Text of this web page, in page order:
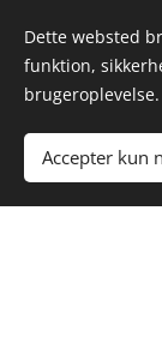
Dette websted
funktion,
brugeroplevelse.
Accepter kun